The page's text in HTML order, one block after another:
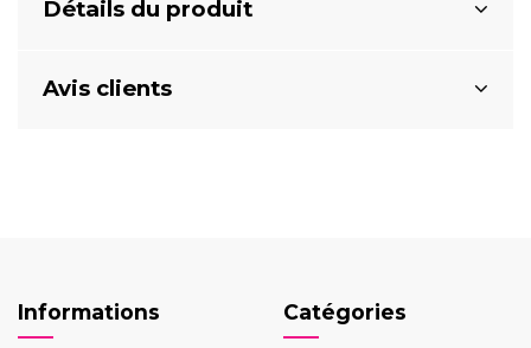
Détails du produit
Avis clients
Informations Catégories